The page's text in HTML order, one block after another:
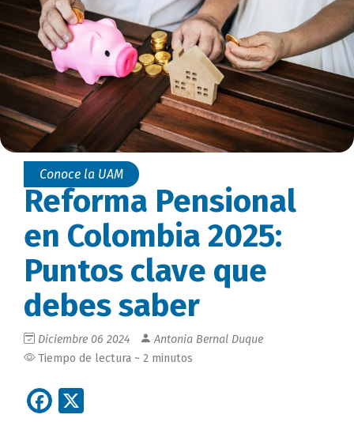
Conoce la UAM
Reforma Pensional
en Colombia 2025:
Puntos clave que
debes saber
Diciembre 06 2024
Antonia Bernal Duque
Tiempo de lectura ~ 2 minutos
Facebook